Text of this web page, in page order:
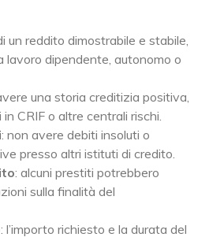
un reddito dimostrabile e stabile,
lavoro dipendente, autonomo o
una storia creditizia positiva,
CRIF o altre centrali rischi.
: non avere debiti insoluti o
presso altri istituti di credito.
: alcuni prestiti potrebbero
sulla finalità del
: l’importo richiesto e la durata del